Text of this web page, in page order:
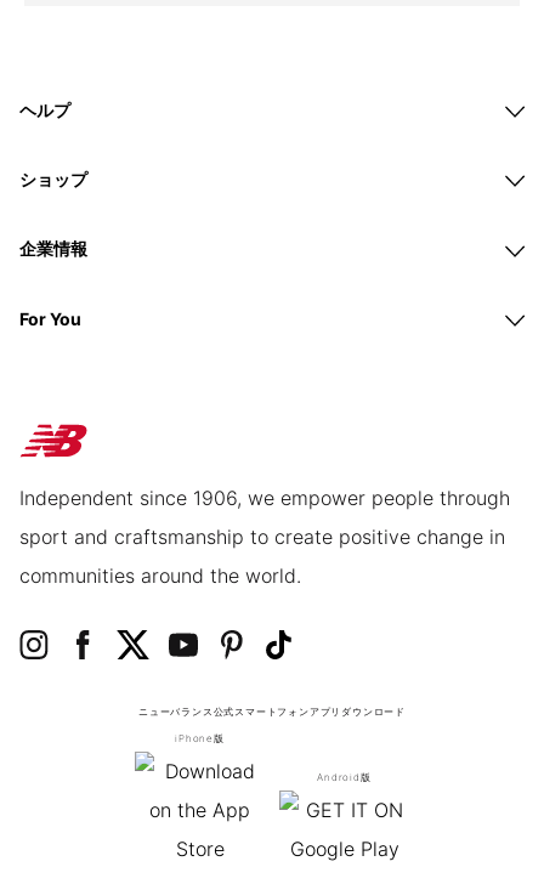
ヘルプ
ショップ
企業情報
For You
Independent since 1906, we empower people through
sport and craftsmanship to create positive change in
communities around the world.
ニューバランス公式スマートフォンアプリ ダウンロード
iPhone版
Android版